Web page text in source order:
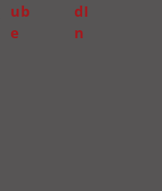
ub
e
dI
n